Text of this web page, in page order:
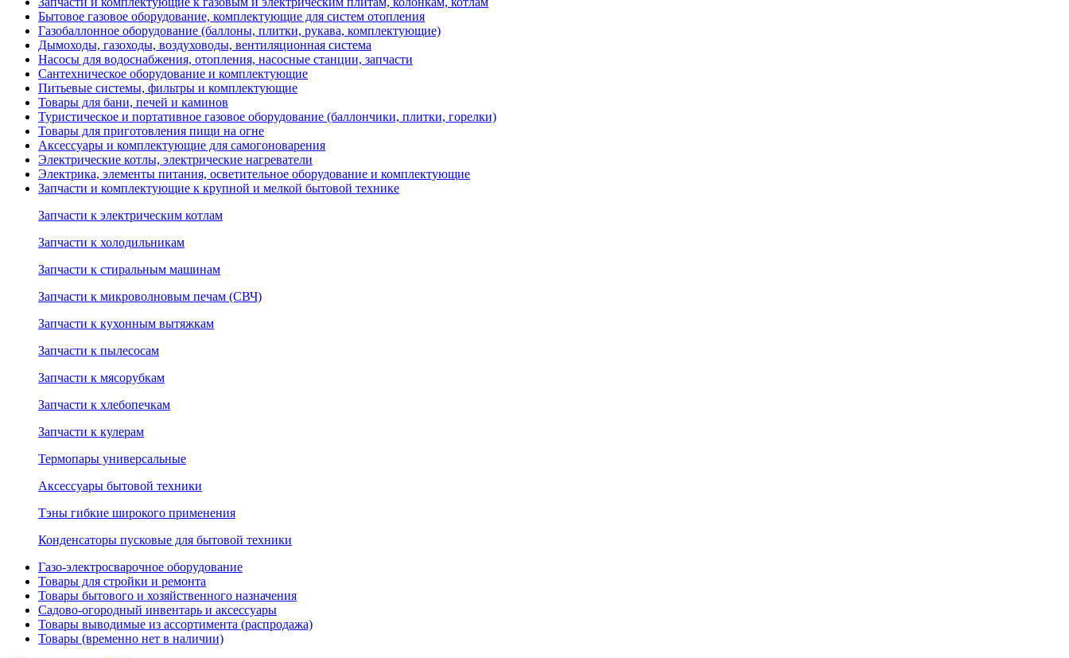
Бытовое газовое оборудование, комплектующие для систем отопления
Газобаллонное оборудование (баллоны, плитки, рукава, комплектующие)
Дымоходы, газоходы, воздуховоды, вентиляционная система
Насосы для водоснабжения, отопления, насосные станции, запчасти
Сантехническое оборудование и комплектующие
Питьевые системы, фильтры и комплектующие
Товары для бани, печей и каминов
Туристическое и портативное газовое оборудование (баллончики, плитки, горелки)
Товары для приготовления пищи на огне
Аксессуары и комплектующие для самогоноварения
Электрические котлы, электрические нагреватели
Электрика, элементы питания, осветительное оборудование и комплектующие
Запчасти и комплектующие к крупной и мелкой бытовой технике
Запчасти к электрическим котлам
Запчасти к холодильникам
Запчасти к стиральным машинам
Запчасти к микроволновым печам (СВЧ)
Запчасти к кухонным вытяжкам
Запчасти к пылесосам
Запчасти к мясорубкам
Запчасти к хлебопечкам
Запчасти к кулерам
Термопары универсальные
Аксессуары бытовой техники
Тэны гибкие широкого применения
Конденсаторы пусковые для бытовой техники
Газо-электросварочное оборудование
Товары для стройки и ремонта
Товары бытового и хозяйственного назначения
Садово-огородный инвентарь и аксессуары
Товары выводимые из ассортимента (распродажа)
Товары (временно нет в наличии)